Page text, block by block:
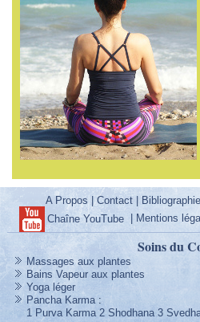
A Propos |Contact Bibliographie
Chaîne YouTube| Mentions
Soins du
Massages aux plantes
Bains Vapeur aux plantes
Yoga léger
Pancha Karma:
1 Purva Karma 2 Shodhana 3